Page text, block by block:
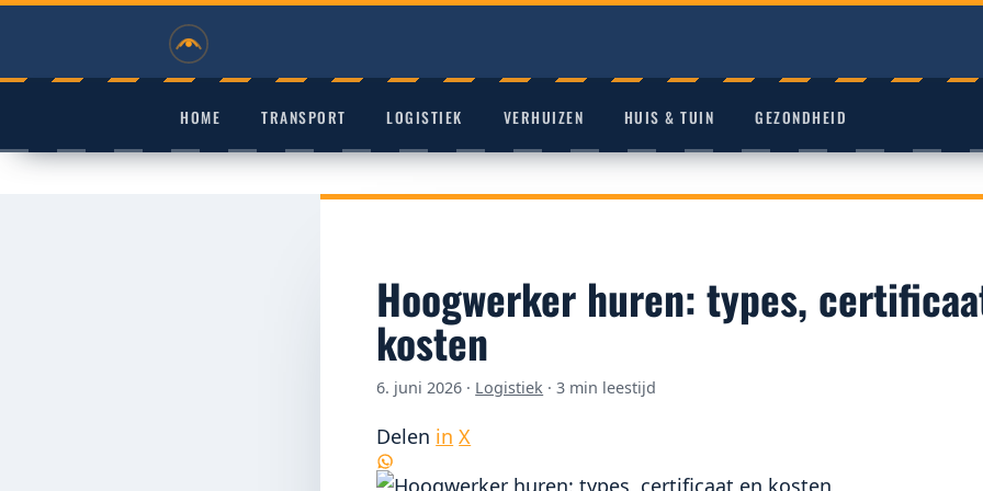
HOME TRANSPORT LOGISTIEK VERHUIZEN HUIS & TUIN GEZONDHEID
Hoogwerker huren: types,
kosten
6. juni 2026 · Logistiek ·3 min leestijd
Delen in X